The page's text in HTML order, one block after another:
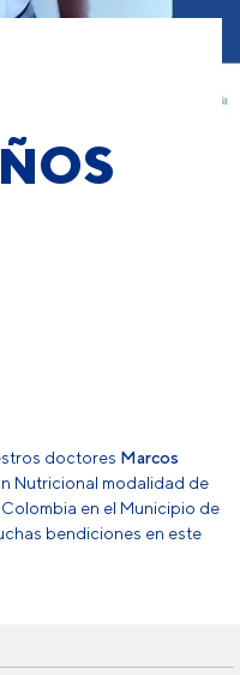
doctores Marcos
Nutricional modalidad de
en el Municipio de
bendiciones en este